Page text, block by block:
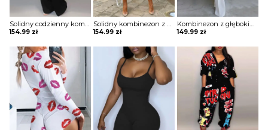
Solidny codzienny kombinezon z kieszenią na guziki Eisine
154.99 zł
Solidny kombinezon z krótkim rękawem zapinany na guziki Lilia
154.99 zł
Kombinezon z głębokim dekoltem i koronką Fenna
149.99 zł